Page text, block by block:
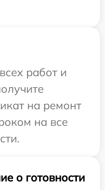
работ и
на ремонт
на все
о готовности